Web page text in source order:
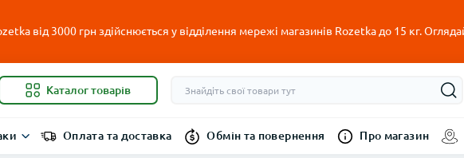
від 3000 грн здійснюється у відділення мережі магазинів Rozetka до 15 кг.
Каталог товарів
Оплата та доставка Обмін та повернення Про магазин